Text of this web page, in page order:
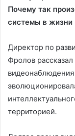
Почему так
системы в жизни
Директор по
Фролов
территорией.